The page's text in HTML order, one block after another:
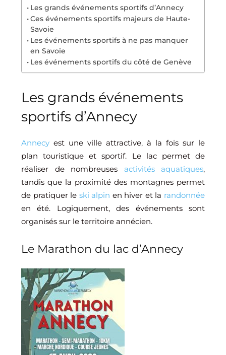
Les grands événements sportifs d’Annecy
Ces événements sportifs majeurs de Haute-
Savoie
Les événements sportifs à ne pas manquer
en Savoie
Les événements sportifs du côté de Genève
Les grands événements
sportifs d’Annecy
Annecy est une ville attractive, à la fois sur le
plan touristique et sportif. Le lac permet de
réaliser de nombreuses activités aquatiques,
tandis que la proximité des montagnes permet
de pratiquer le ski alpin en hiver et la randonnée
en été. Logiquement, des événements sont
organisés sur le territoire annécien.
Le Marathon du lac d’Annecy